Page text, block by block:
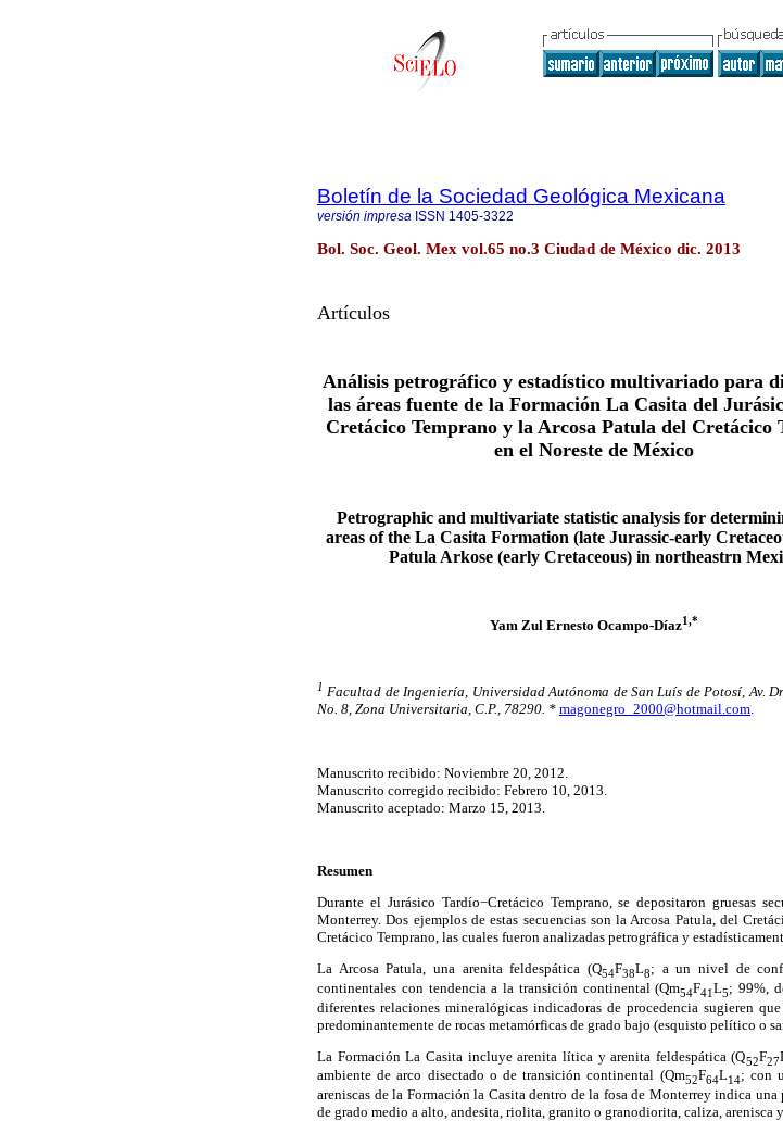
Boletín de la Sociedad Geológica Mexicana
versión impresa ISSN 1405-3322
Bol. Soc. Geol. Mex vol.65 no.3 Ciudad de México dic. 2013
Artículos
Análisis petrográfico y estadístico multivariado para
las áreas fuente de la Formación La Casita del
Cretácico Temprano y la Arcosa Patula del Cretácico
en el Noreste de México
Petrographic and multivariate statistic analysis for
areas of the La Casita Formation (late Jurassic-early
Patula Arkose (early Cretaceous) in northeastrn
Yam Zul Ernesto Ocampo-Díaz1,*
1 Facultad de Ingeniería, Universidad Autónoma de San Luís de Potosí, Av.
No. 8, Zona Universitaria, C.P., 78290. * magonegro_2000@hotmail.com.
Manuscrito recibido: Noviembre 20, 2012.
Manuscrito corregido recibido: Febrero 10, 2013.
Manuscrito aceptado: Marzo 15, 2013.
Resumen
Durante el Jurásico Tardío−Cretácico Temprano, se depositaron gruesas
Monterrey. Dos ejemplos de estas secuencias son la Arcosa Patula, del
Cretácico Temprano, las cuales fueron analizadas petrográfica y
La Arcosa Patula, una arenita feldespática (Q54F38L8; a un nivel de
continentales con tendencia a la transición continental (Qm54F41L5; 99%,
diferentes relaciones mineralógicas indicadoras de procedencia sugieren
predominantemente de rocas metamórficas de grado bajo (esquisto pelítico o
La Formación La Casita incluye arenita lítica y arenita feldespática (Q52F27
ambiente de arco disectado o de transición continental (Qm52F64L14; con
areniscas de la Formación la Casita dentro de la fosa de Monterrey indica
de grado medio a alto, andesita, riolita, granito o granodiorita, caliza, arenisca